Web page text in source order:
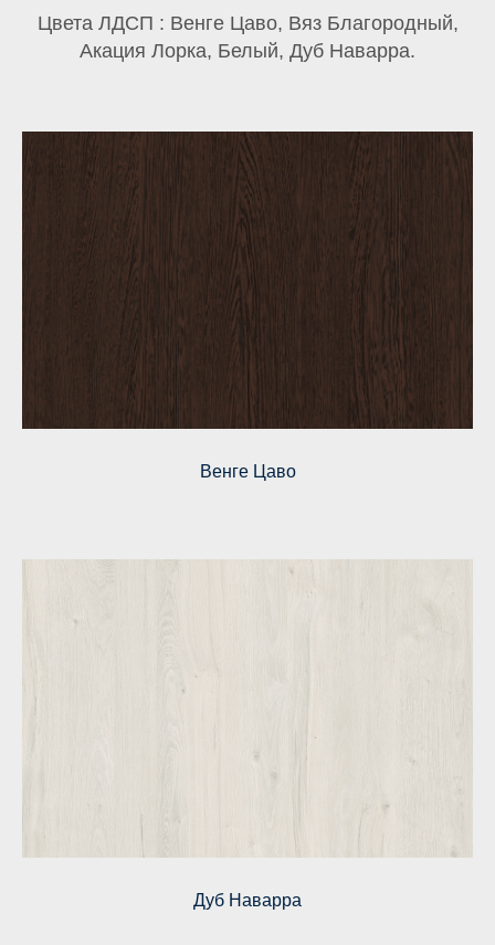
Цвета ЛДСП : Венге Цаво, Вяз Благородный,
Акация Лорка, Белый, Дуб Наварра.
Венге Цаво
Дуб Наварра